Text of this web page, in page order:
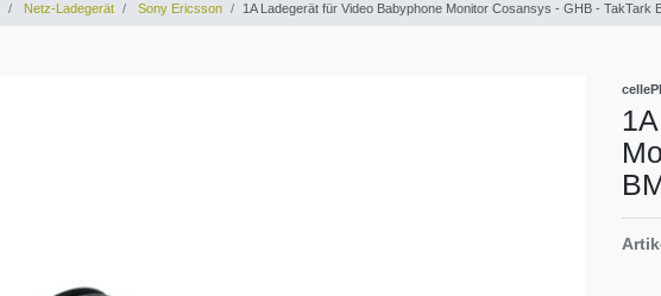
Netz-Ladegerät Sony Ericsson 1A Ladegerät für Video Babyphone Monitor Cosansys - GHB - TakTark